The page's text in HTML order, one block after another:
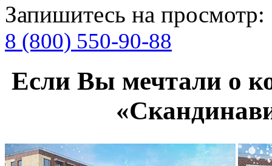
Запишитесь на просмотр:
8 (800) 550-90-88
Если Вы мечтали о